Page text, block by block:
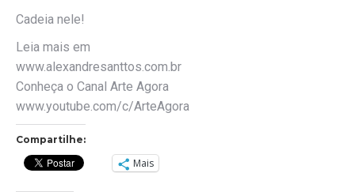
Cadeia nele!
Leia mais em
www.alexandresanttos.com.br
Conheça o Canal Arte Agora
www.youtube.com/c/ArteAgora
Compartilhe:
Mais